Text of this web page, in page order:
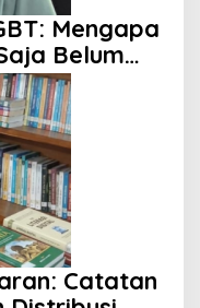
Mengapa
Belum
Catatan